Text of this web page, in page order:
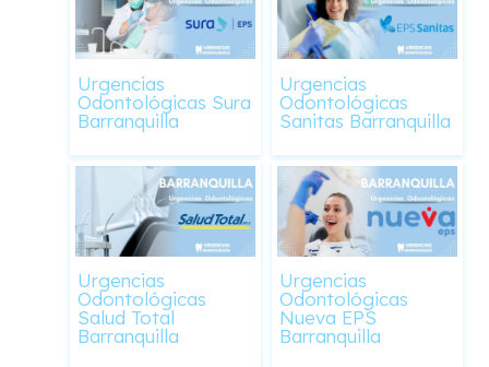
Urgencias
Odontológicas Sura
Barranquilla
Urgencias
Odontológicas
Sanitas Barranquilla
Urgencias
Odontológicas
Salud Total
Barranquilla
Urgencias
Odontológicas
Nueva EPS
Barranquilla